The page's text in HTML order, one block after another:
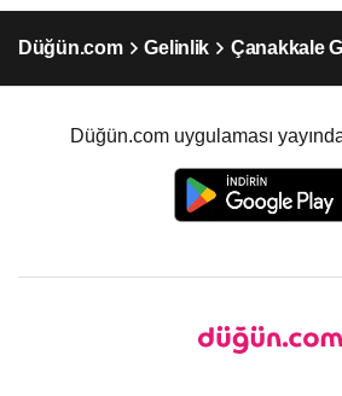
Düğün.com Gelinlik Çanakkale
Düğün.com uygulaması